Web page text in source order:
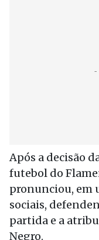
Após a decisão
futebol do
pronunciou, em
sociais,
partida e a
Negro.